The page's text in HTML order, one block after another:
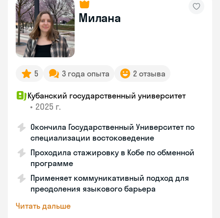
Милана
5 3 года опыта 2 отзыва
Кубанский государственный университет
• 2025 г.
Окончила Государственный Университет по
специализации востоковедение
Проходила стажировку в Кобе по обменной
программе
Применяет коммуникативный подход для
преодоления языкового барьера
Читать дальше